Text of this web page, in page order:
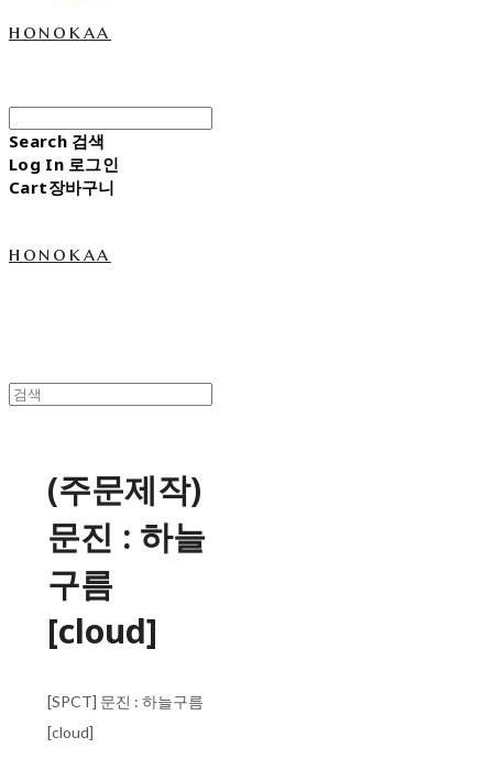
honokaa
Search 검색
Log In 로그인
Cart장바구니
honokaa
(주문제작)
문진 : 하늘
구름
[cloud]
[SPCT] 문진 : 하늘구름
[cloud]